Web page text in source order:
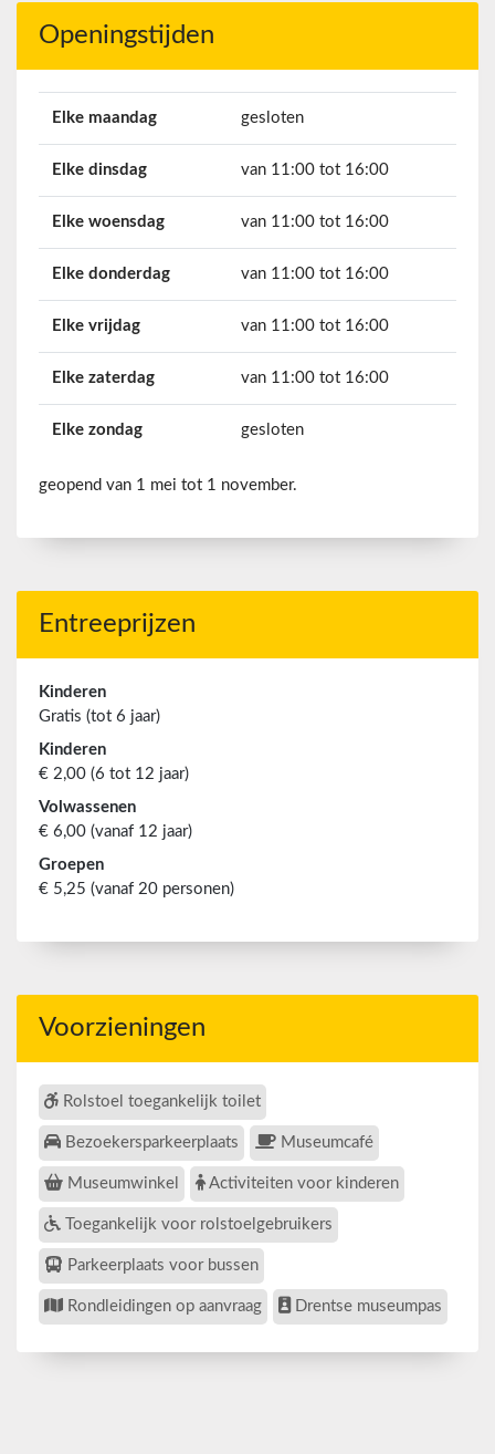
Openingstijden
Elke maandag gesloten
Elke dinsdag van 11:00 tot 16:00
Elke woensdag van 11:00 tot 16:00
Elke donderdag van 11:00 tot 16:00
Elke vrijdag van 11:00 tot 16:00
Elke zaterdag van 11:00 tot 16:00
Elke zondag gesloten
geopend van 1 mei tot 1 november.
Entreeprijzen
Kinderen
Gratis (tot 6 jaar)
Kinderen
€ 2,00 (6 tot 12 jaar)
Volwassenen
€ 6,00 (vanaf 12 jaar)
Groepen
€ 5,25 (vanaf 20 personen)
Voorzieningen
Rolstoel toegankelijk toilet
Bezoekersparkeerplaats Museumcafé
Museumwinkel Activiteiten voor kinderen
Toegankelijk voor rolstoelgebruikers
Parkeerplaats voor bussen
Rondleidingen op aanvraag Drentse museumpas